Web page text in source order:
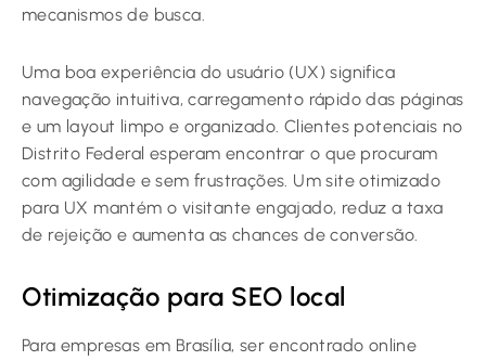
mecanismos de busca.
Uma boa experiência do usuário (UX) significa
navegação intuitiva, carregamento rápido das páginas
e um layout limpo e organizado. Clientes potenciais no
Distrito Federal esperam encontrar o que procuram
com agilidade e sem frustrações. Um site otimizado
para UX mantém o visitante engajado, reduz a taxa
de rejeição e aumenta as chances de conversão.
Otimização para SEO local
Para empresas em Brasília, ser encontrado online